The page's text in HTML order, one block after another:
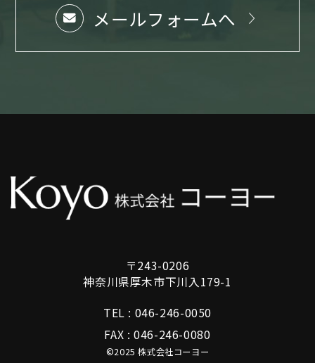
メールフォームへ
〒243-0206
神奈川県厚木市下川入179-1
TEL : 046-246-0050
FAX : 046-246-0080
©2025 株式会社コーヨー